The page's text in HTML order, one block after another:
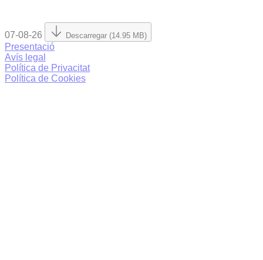
07-08-26 Descarregar (14.95 MB)
Presentació
Avís legal
Política de Privacitat
Política de Cookies